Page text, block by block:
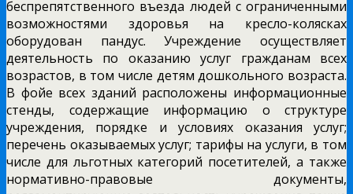
беспрепятственного въезда людей с ограниченными
возможностями здоровья на кресло-колясках
оборудован пандус. Учреждение осуществляет
деятельность по оказанию услуг гражданам всех
возрастов, в том числе детям дошкольного возраста.
В фойе всех зданий расположены информационные
стенды, содержащие информацию о структуре
учреждения, порядке и условиях оказания услуг;
перечень оказываемых услуг; тарифы на услуги, в том
числе для льготных категорий посетителей, а также
нормативно-правовые документы,